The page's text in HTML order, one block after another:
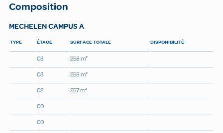
Composition
MECHELEN CAMPUS A
TYPE ÉTAGE SURFACE TOTALE DISPONIBILITÉ
03
258 m²
03
258 m²
02
257 m²
00
00